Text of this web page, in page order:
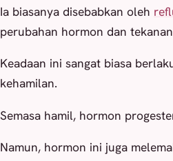
Ia biasanya disebabkan oleh
perubahan hormon dan
Keadaan ini sangat biasa
kehamilan.
Semasa hamil, hormon
Namun, hormon ini juga